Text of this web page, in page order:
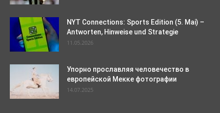
NYT Connections: Sports Edition (5. Mai) –
Antworten, Hinweise und Strategie
11.05.2026
Упорно прославляя человечество в
европейской Мекке фотографии
14.07.2025